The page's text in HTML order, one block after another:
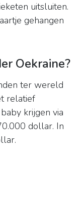
uitsluiten.
gehangen
Oekraine?
ter wereld
relatief
krijgen via
dollar. In